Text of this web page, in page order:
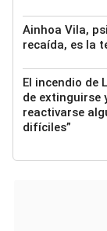
Ainhoa Vila,
recaída, es la
El incendio de
de extinguirse
reactivarse
difíciles”